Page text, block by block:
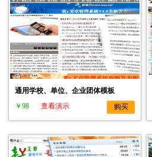
通用学校、单位、企业团体模板
￥98
查看演示 购买